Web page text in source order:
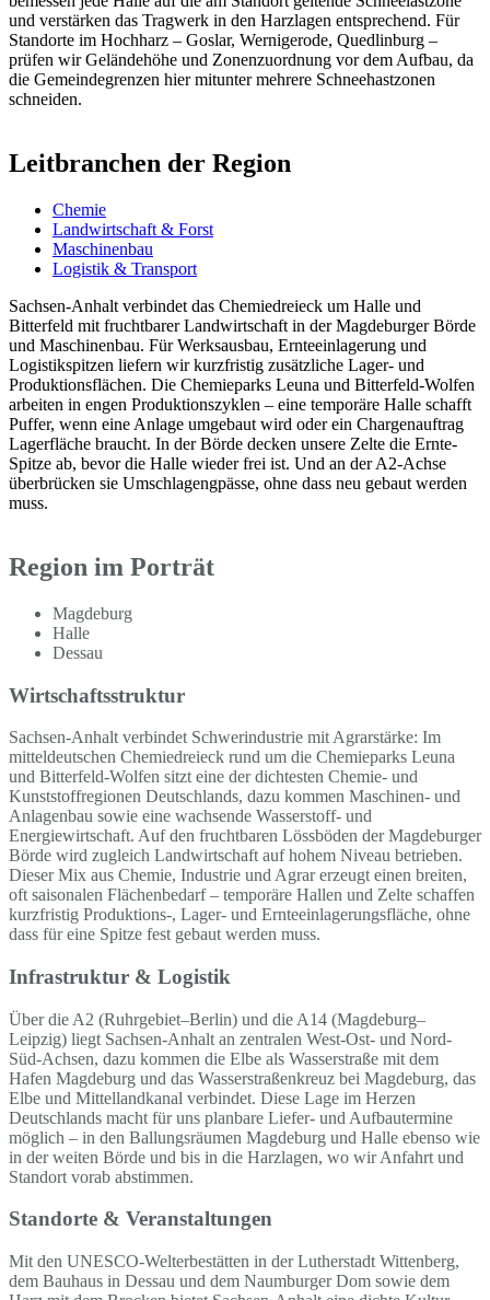
und verstärken das Tragwerk in den Harzlagen entsprechend. Für
Standorte im Hochharz – Goslar, Wernigerode, Quedlinburg –
prüfen wir Geländehöhe und Zonenzuordnung vor dem Aufbau, da
die Gemeindegrenzen hier mitunter mehrere Schneehastzonen
schneiden.
Leitbranchen der Region
Chemie
Landwirtschaft & Forst
Maschinenbau
Logistik & Transport
Sachsen-Anhalt verbindet das Chemiedreieck um Halle und
Bitterfeld mit fruchtbarer Landwirtschaft in der Magdeburger Börde
und Maschinenbau. Für Werksausbau, Ernteeinlagerung und
Logistikspitzen liefern wir kurzfristig zusätzliche Lager- und
Produktionsflächen. Die Chemieparks Leuna und Bitterfeld-Wolfen
arbeiten in engen Produktionszyklen – eine temporäre Halle schafft
Puffer, wenn eine Anlage umgebaut wird oder ein Chargenauftrag
Lagerfläche braucht. In der Börde decken unsere Zelte die Ernte-
Spitze ab, bevor die Halle wieder frei ist. Und an der A2-Achse
überbrücken sie Umschlagengpässe, ohne dass neu gebaut werden
muss.
Region im Porträt
Magdeburg
Halle
Dessau
Wirtschaftsstruktur
Sachsen-Anhalt verbindet Schwerindustrie mit Agrarstärke: Im
mitteldeutschen Chemiedreieck rund um die Chemieparks Leuna
und Bitterfeld-Wolfen sitzt eine der dichtesten Chemie- und
Kunststoffregionen Deutschlands, dazu kommen Maschinen- und
Anlagenbau sowie eine wachsende Wasserstoff- und
Energiewirtschaft. Auf den fruchtbaren Lössböden der Magdeburger
Börde wird zugleich Landwirtschaft auf hohem Niveau betrieben.
Dieser Mix aus Chemie, Industrie und Agrar erzeugt einen breiten,
oft saisonalen Flächenbedarf – temporäre Hallen und Zelte schaffen
kurzfristig Produktions-, Lager- und Ernteeinlagerungsfläche, ohne
dass für eine Spitze fest gebaut werden muss.
Infrastruktur & Logistik
Über die A2 (Ruhrgebiet–Berlin) und die A14 (Magdeburg–
Leipzig) liegt Sachsen-Anhalt an zentralen West-Ost- und Nord-
Süd-Achsen, dazu kommen die Elbe als Wasserstraße mit dem
Hafen Magdeburg und das Wasserstraßenkreuz bei Magdeburg, das
Elbe und Mittellandkanal verbindet. Diese Lage im Herzen
Deutschlands macht für uns planbare Liefer- und Aufbautermine
möglich – in den Ballungsräumen Magdeburg und Halle ebenso wie
in der weiten Börde und bis in die Harzlagen, wo wir Anfahrt und
Standort vorab abstimmen.
Standorte & Veranstaltungen
Mit den UNESCO-Welterbestätten in der Lutherstadt Wittenberg,
dem Bauhaus in Dessau und dem Naumburger Dom sowie dem